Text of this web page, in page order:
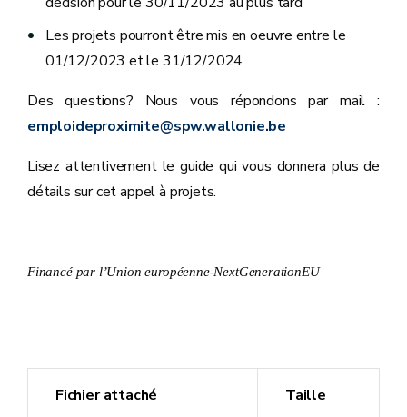
Les projets pourront être mis en oeuvre entre le
01/12/2023 et le 31/12/2024
Des questions? Nous vous répondons par mail :
emploideproximite@spw.wallonie.be
Lisez attentivement le guide qui vous donnera plus de
détails sur cet appel à projets.
Financé par l’Union européenne-NextGenerationEU
Fichier attaché Taille